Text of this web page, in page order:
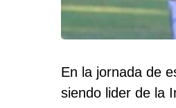
En la jornada de
siendo lider de la